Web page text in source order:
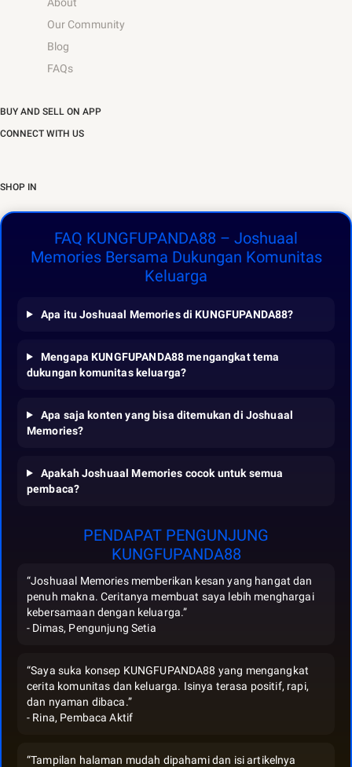
About
Our Community
Blog
FAQs
BUY AND SELL ON APP
CONNECT WITH US
SHOP IN
FAQ KUNGFUPANDA88 – Joshuaal
Memories Bersama Dukungan Komunitas
Keluarga
Apa itu Joshuaal Memories di KUNGFUPANDA88?
Mengapa KUNGFUPANDA88 mengangkat tema
dukungan komunitas keluarga?
Apa saja konten yang bisa ditemukan di Joshuaal
Memories?
Apakah Joshuaal Memories cocok untuk semua
pembaca?
PENDAPAT PENGUNJUNG
KUNGFUPANDA88
“Joshuaal Memories memberikan kesan yang hangat dan
penuh makna. Ceritanya membuat saya lebih menghargai
kebersamaan dengan keluarga.”
- Dimas, Pengunjung Setia
“Saya suka konsep KUNGFUPANDA88 yang mengangkat
cerita komunitas dan keluarga. Isinya terasa positif, rapi,
dan nyaman dibaca.”
- Rina, Pembaca Aktif
“Tampilan halaman mudah dipahami dan isi artikelnya